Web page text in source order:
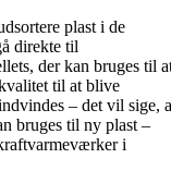
plast i de
direkte til
der kan bruges til
til at blive
– det vil sige,
bruges til ny plast –
i